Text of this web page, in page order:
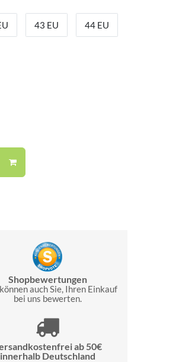
43 EU 44 EU
Shopbewertungen
auch Sie, Ihren Einkauf
bei uns bewerten.
ab 50€
innerhalb Deutschland